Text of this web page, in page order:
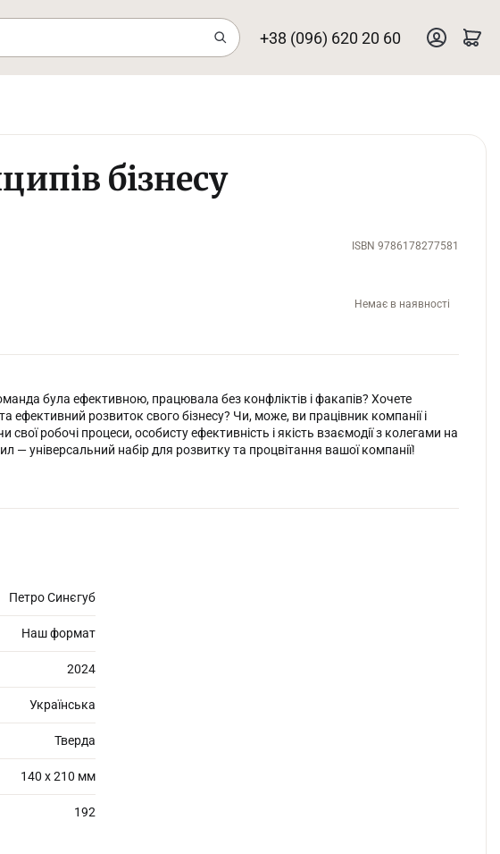
+38 (096) 620 20 60
бізнесу
ISBN 9786178277581
Немає в наявності
була ефективною, працювала без конфліктів і факапів? Хочете
ефективний розвиток свого бізнесу? Чи, може, ви працівник компанії і
робочі процеси, особисту ефективність і якість взаємодії з колегами на
— універсальний набір для розвитку та процвітання вашої компанії!
Петро Синєгуб
Наш формат
2024
Українська
Тверда
140 х 210 мм
192